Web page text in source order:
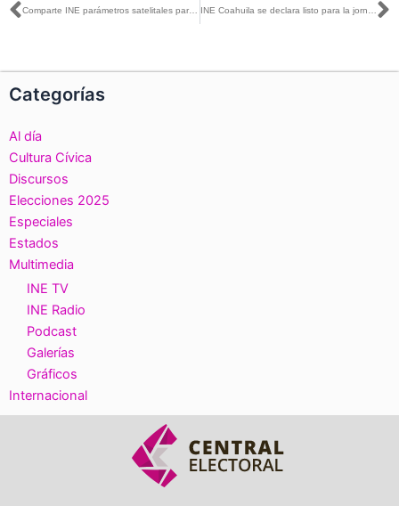
Ant
Categorías
Al día
Cultura Cívica
Discursos
Elecciones 2025
Especiales
Estados
Multimedia
INE TV
INE Radio
Podcast
Galerías
Gráficos
Internacional